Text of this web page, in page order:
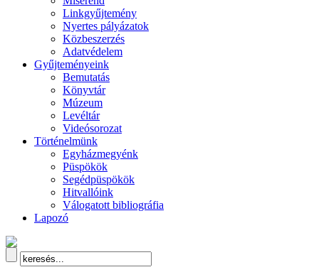
Linkgyűjtemény
Nyertes pályázatok
Közbeszerzés
Adatvédelem
Gyűjteményeink
Bemutatás
Könyvtár
Múzeum
Levéltár
Videósorozat
Történelmünk
Egyházmegyénk
Püspökök
Segédpüspökök
Hitvallóink
Válogatott bibliográfia
Lapozó